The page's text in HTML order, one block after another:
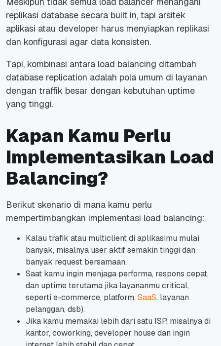
replikasi database secara built in, tapi arsitek
aplikasi atau developer harus menyiapkan replikasi
dan konfigurasi agar data konsisten.
Tapi, kombinasi antara load balancing ditambah
database replication adalah pola umum di layanan
dengan traffik besar dengan kebutuhan uptime
yang tinggi.
Kapan Kamu Perlu
Implementasikan Load
Balancing?
Berikut skenario di mana kamu perlu
mempertimbangkan implementasi load balancing:
Kalau trafik atau multiclient di aplikasimu mulai
banyak, misalnya user aktif semakin tinggi dan
banyak request bersamaan.
Saat kamu ingin menjaga performa, respons cepat,
dan uptime terutama jika layananmu critical,
seperti e-commerce, platform, SaaS, layanan
pelanggan, dsb).
Jika kamu memakai lebih dari satu ISP, misalnya di
kantor, coworking, developer house dan ingin